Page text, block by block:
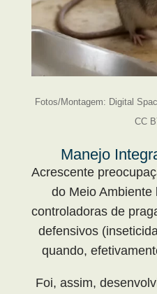
Fotos/Montagem: Digital
CC
Manejo
Acrescente
do Meio
controladoras de
defensivos
quando,
Foi, assim,